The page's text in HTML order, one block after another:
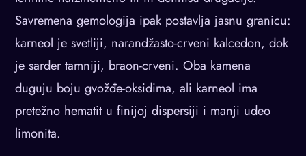
Savremena gemologija ipak postavlja jasnu granicu:
karneol je svetliji, narandžasto-crveni kalcedon, dok
je sarder tamniji, braon-crveni. Oba kamena
duguju boju gvožđe-oksidima, ali karneol ima
pretežno hematit u finijoj dispersiji i manji udeo
limonita.